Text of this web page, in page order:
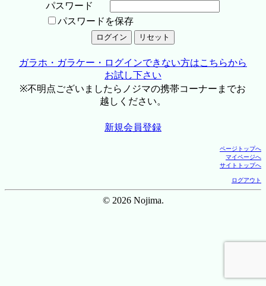
パスワード
パスワードを保存
ガラホ・ガラケー・ログインできない方はこちらから
お試し下さい
※不明点ございましたらノジマの携帯コーナーまでお
越しください。
新規会員登録
ページトップへ
マイページへ
サイトトップへ
ログアウト
© 2026 Nojima.